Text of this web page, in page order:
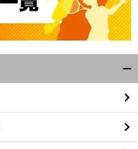
閉
る